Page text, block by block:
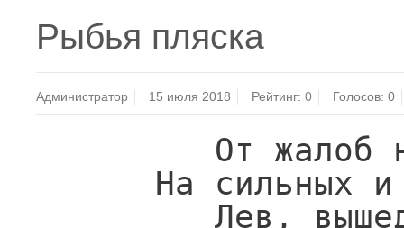
Рыбья пляска
Администратор 15 июля 2018 Рейтинг:0 Голосов: 0